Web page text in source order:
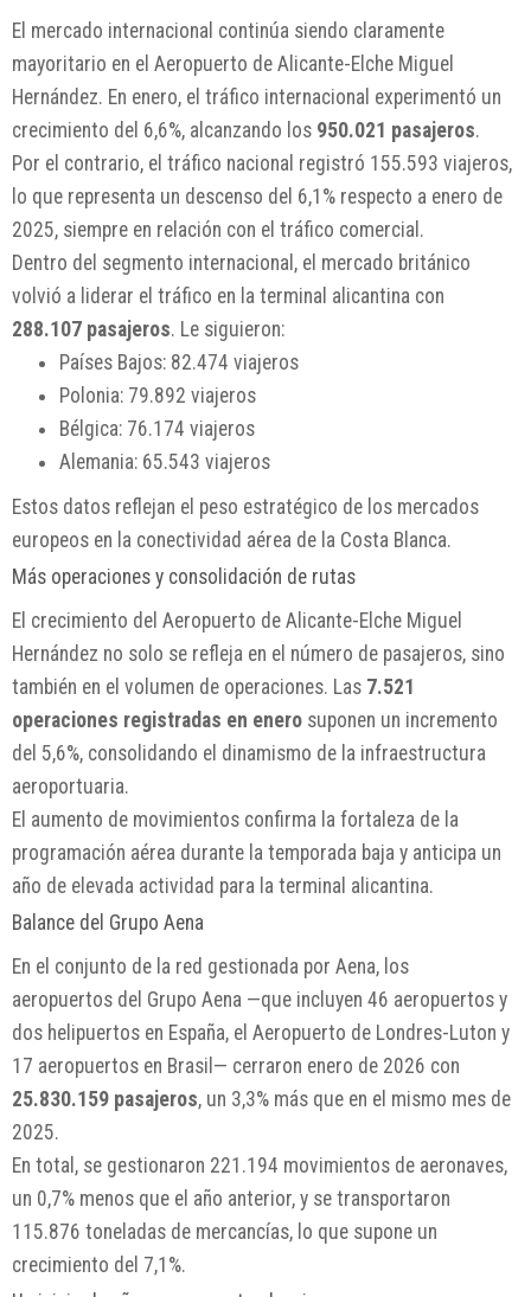
El mercado internacional continúa siendo claramente
mayoritario en el Aeropuerto de Alicante-Elche Miguel
Hernández. En enero, el tráfico internacional experimentó un
crecimiento del 6,6%, alcanzando los 950.021 pasajeros.
Por el contrario, el tráfico nacional registró 155.593 viajeros,
lo que representa un descenso del 6,1% respecto a enero de
2025, siempre en relación con el tráfico comercial.
Dentro del segmento internacional, el mercado británico
volvió a liderar el tráfico en la terminal alicantina con
288.107 pasajeros. Le siguieron:
Países Bajos: 82.474 viajeros
Polonia: 79.892 viajeros
Bélgica: 76.174 viajeros
Alemania: 65.543 viajeros
Estos datos reflejan el peso estratégico de los mercados
europeos en la conectividad aérea de la Costa Blanca.
Más operaciones y consolidación de rutas
El crecimiento del Aeropuerto de Alicante-Elche Miguel
Hernández no solo se refleja en el número de pasajeros, sino
también en el volumen de operaciones. Las 7.521
operaciones registradas en enero suponen un incremento
del 5,6%, consolidando el dinamismo de la infraestructura
aeroportuaria.
El aumento de movimientos confirma la fortaleza de la
programación aérea durante la temporada baja y anticipa un
año de elevada actividad para la terminal alicantina.
Balance del Grupo Aena
En el conjunto de la red gestionada por Aena, los
aeropuertos del Grupo Aena —que incluyen 46 aeropuertos y
dos helipuertos en España, el Aeropuerto de Londres-Luton y
17 aeropuertos en Brasil— cerraron enero de 2026 con
25.830.159 pasajeros, un 3,3% más que en el mismo mes de
2025.
En total, se gestionaron 221.194 movimientos de aeronaves,
un 0,7% menos que el año anterior, y se transportaron
115.876 toneladas de mercancías, lo que supone un
crecimiento del 7,1%.